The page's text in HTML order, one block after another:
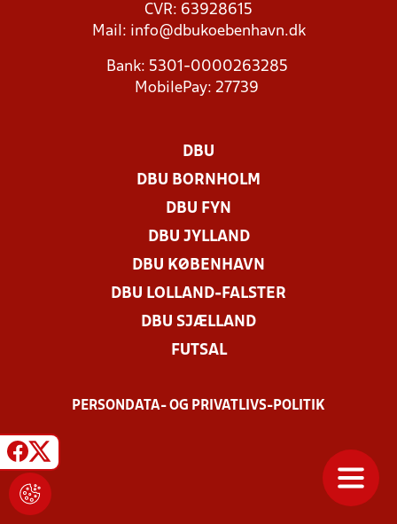
CVR: 63928615
Mail: info@dbukoebenhavn.dk
Bank: 5301-0000263285
MobilePay: 27739
DBU
DBU BORNHOLM
DBU FYN
DBU JYLLAND
DBU KØBENHAVN
DBU LOLLAND-FALSTER
DBU SJÆLLAND
FUTSAL
PERSONDATA- OG PRIVATLIVS-POLITIK